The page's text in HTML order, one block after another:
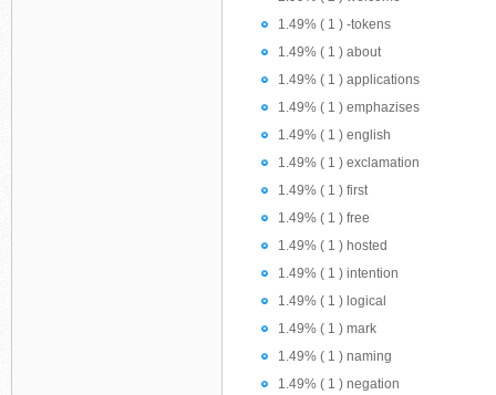
1.49% ( 1 ) -tokens
1.49% ( 1 ) about
1.49% ( 1 ) applications
1.49% ( 1 ) emphazises
1.49% ( 1 ) english
1.49% ( 1 ) exclamation
1.49% ( 1 ) first
1.49% ( 1 ) free
1.49% ( 1 ) hosted
1.49% ( 1 ) intention
1.49% ( 1 ) logical
1.49% ( 1 ) mark
1.49% ( 1 ) naming
1.49% ( 1 ) negation